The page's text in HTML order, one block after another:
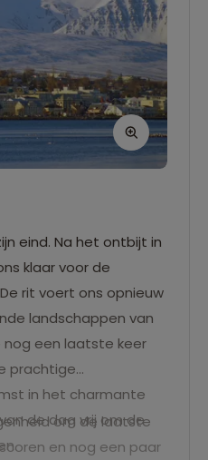
eind. Na het ontbijt in
klaar voor de
rit voert ons opnieuw
landschappen van
nog een laatste keer
prachtige
in het charmante
de dag vrij om de
om de laatste
en nog een paar